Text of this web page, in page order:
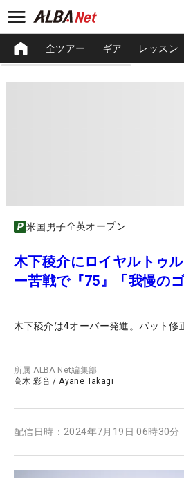
全ツアー ギア レッスン
米国男子全英オープン
木下稜介にロイヤルトゥ
ー苦戦で『75』「我慢のゴ
木下稜介は4オーバー発進。パット修
所属ALBA Net編集部
高木 彩音 /Ayane Takagi
配信日時： 2024年7月19日 06時30分